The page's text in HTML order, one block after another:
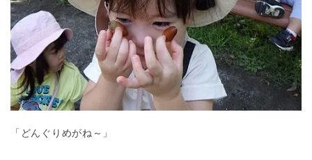
「どんぐりめがね～」